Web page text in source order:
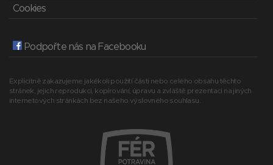
Cookies
Podpořte nás na Facebooku
Explicitně zakazujeme jakékoli použití části nebo celého obsahu těchto
stránek, jejich reprodukci, kopírování, úpravu a zvláště prezentaci na jiných
internetových stránkách bez našeho výslovného souhlasu.